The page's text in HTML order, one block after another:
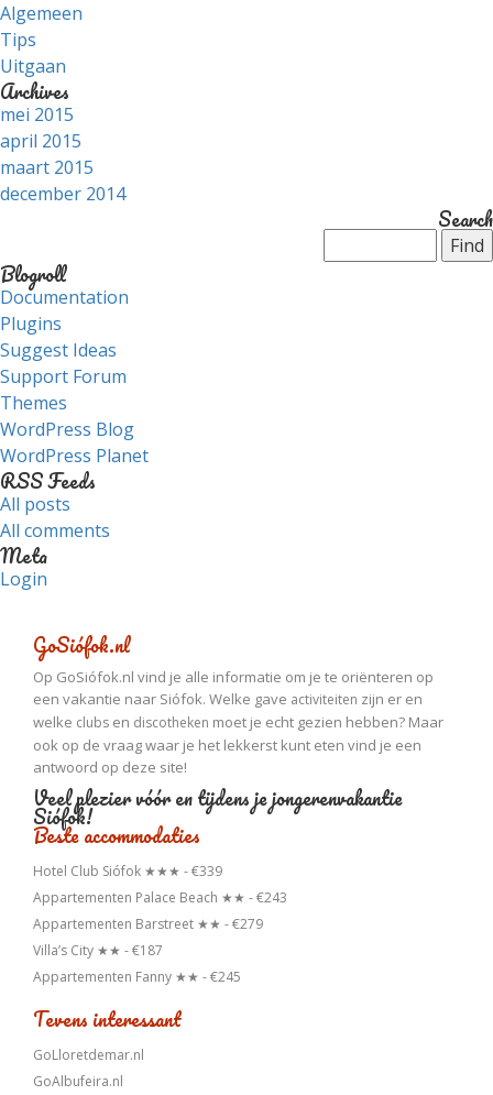
Algemeen
Tips
Uitgaan
Archives
mei 2015
april 2015
maart 2015
december 2014
Search
Blogroll
Documentation
Plugins
Suggest Ideas
Support Forum
Themes
WordPress Blog
WordPress Planet
RSS Feeds
All posts
All comments
Meta
Login
GoSiófok.nl
Op GoSiófok.nl vind je alle informatie om je te oriënteren op
een vakantie naar Siófok. Welke gave activiteiten zijn er en
welke clubs en discotheken moet je echt gezien hebben? Maar
ook op de vraag waar je het lekkerst kunt eten vind je een
antwoord op deze site!
Veel plezier vóór en tijdens je jongerenvakantie
Siófok!
Beste accommodaties
Hotel Club Siófok ★★★ - €339
Appartementen Palace Beach ★★ - €243
Appartementen Barstreet ★★ - €279
Villa’s City ★★ - €187
Appartementen Fanny ★★ - €245
Tevens interessant
GoLloretdemar.nl
GoAlbufeira.nl